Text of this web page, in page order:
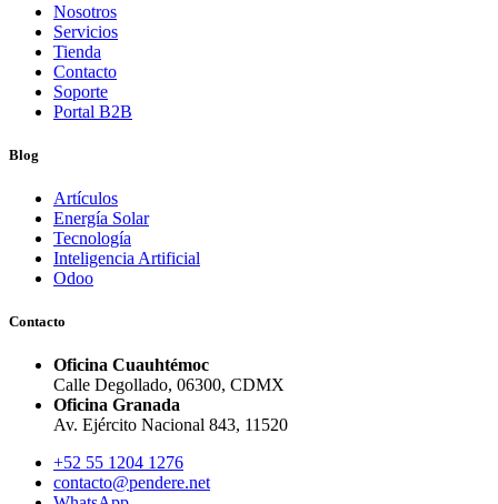
Nosotros
Servicios
Tienda
Contacto
Soporte
Portal B2B
Blog
Artículos
Energía Solar
Tecnología
Inteligencia Artificial
Odoo
Contacto
Oficina Cuauhtémoc
Calle Degollado, 06300, CDMX
Oficina Granada
Av. Ejército Nacional 843, 11520
+52 55 1204 1276
contacto@pendere.net